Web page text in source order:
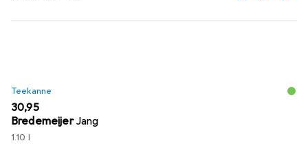
Teekanne
EUR
30,95
Bredemeijer Jang
1.10 l